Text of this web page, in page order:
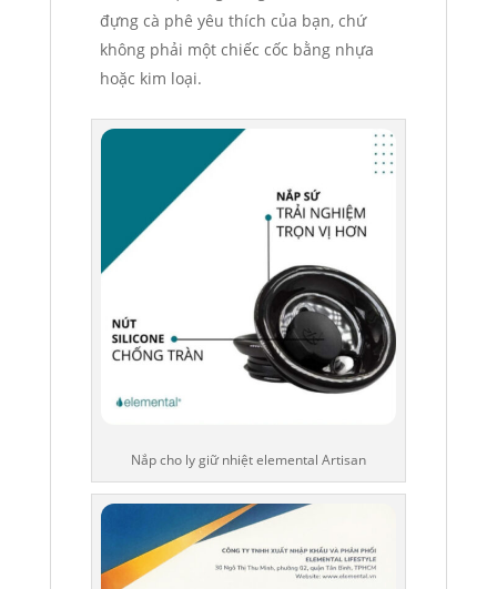
đựng cà phê yêu thích của bạn, chứ
không phải một chiếc cốc bằng nhựa
hoặc kim loại.
Nắp cho ly giữ nhiệt elemental Artisan